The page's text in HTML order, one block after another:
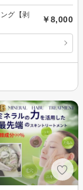
グ【剥
￥8,000